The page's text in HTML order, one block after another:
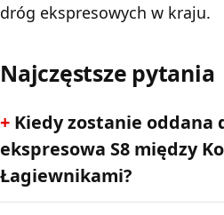
dróg ekspresowych w kraju.
Najczęstsze pytania
Kiedy zostanie oddana
ekspresowa S8 między
Łagiewnikami?